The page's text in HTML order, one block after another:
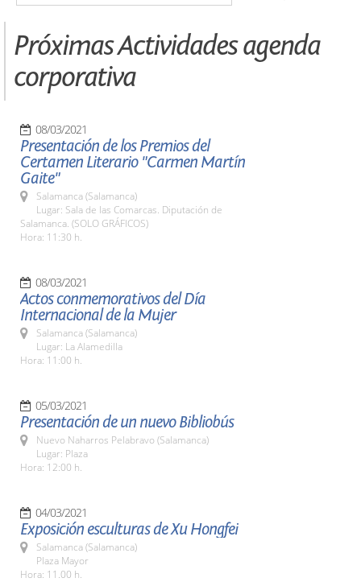
Próximas Actividades agenda
corporativa
08/03/2021
Presentación de los Premios del
Certamen Literario "Carmen Martín
Gaite"
Salamanca (Salamanca)
Lugar: Sala de las Comarcas. Diputación de
Salamanca. (SOLO GRÁFICOS)
Hora: 11:30 h.
08/03/2021
Actos conmemorativos del Día
Internacional de la Mujer
Salamanca (Salamanca)
Lugar: La Alamedilla
Hora: 11:00 h.
05/03/2021
Presentación de un nuevo Bibliobús
Nuevo Naharros Pelabravo (Salamanca)
Lugar: Plaza
Hora: 12:00 h.
04/03/2021
Exposición esculturas de Xu Hongfei
Salamanca (Salamanca)
Plaza Mayor
Hora: 11.00 h.